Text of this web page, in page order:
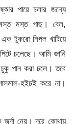
পায়ে চলার জন্যে
মস্ত মস্ত গাছ। বেল,
টুকরো নিপল খাটিয়ে
চলেছে। আমি জানি
পান করা চলে। তবে
হইচই করে না।
নেয়। দূরে কোথায়